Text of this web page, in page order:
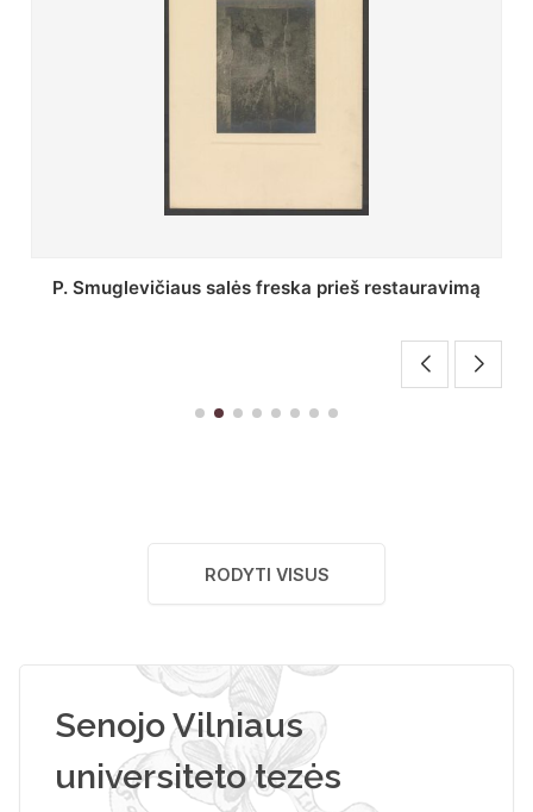
Stepono Batoro universiteto bibliotekos Profesorių
RODYTI VISUS
Senojo Vilniaus
universiteto tezės